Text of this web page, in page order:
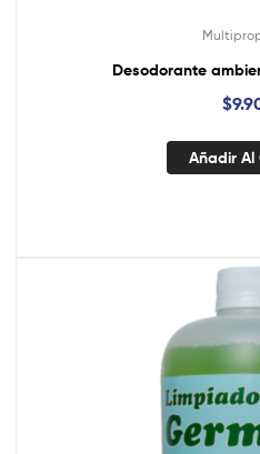
Desodorante
$
Añadir Al